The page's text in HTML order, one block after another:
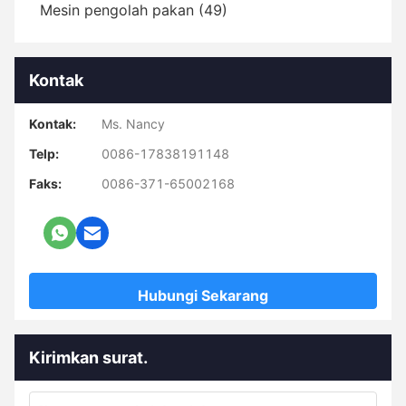
Mesin pengolah pakan (49)
Kontak
Kontak:
Ms. Nancy
Telp:
0086-17838191148
Faks:
0086-371-65002168
Hubungi Sekarang
Kirimkan surat.